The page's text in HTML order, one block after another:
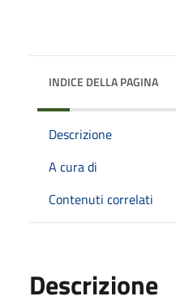
INDICE DELLA PAGINA
Descrizione
A cura di
Contenuti correlati
Descrizione